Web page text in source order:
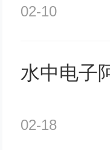
02-10
水中电子
02-18